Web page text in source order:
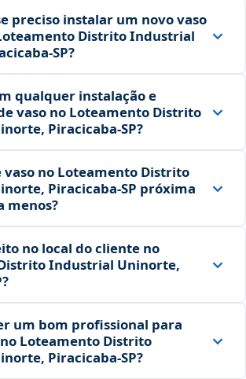
preciso instalar um novo vaso
Distrito Industrial
qualquer instalação e
vaso no Loteamento Distrito
Piracicaba‑SP?
vaso no Loteamento Distrito
Piracicaba‑SP próxima
menos?
no local do cliente no
Industrial Uninorte,
um bom profissional para
Loteamento Distrito
Piracicaba‑SP?